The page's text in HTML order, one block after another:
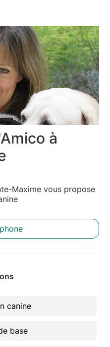
à
Maxime vous propose
canine
base